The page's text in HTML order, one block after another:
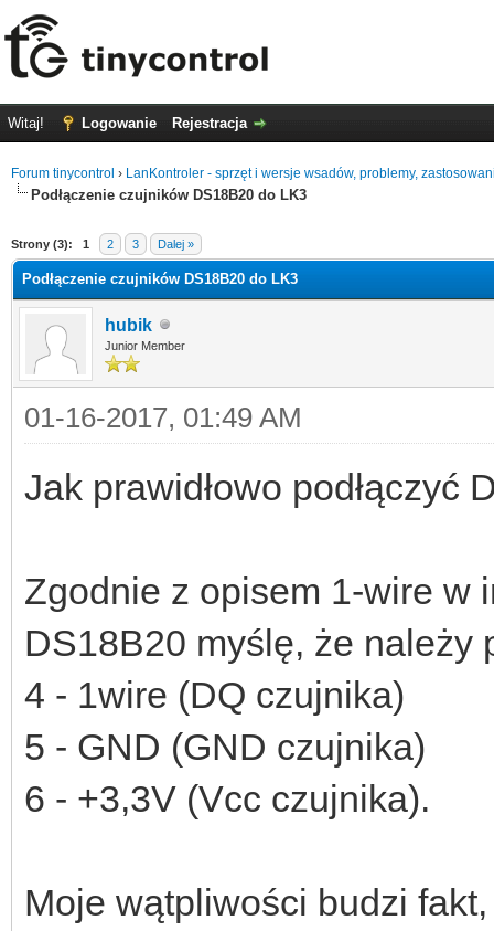
Witaj! Logowanie Rejestracja
Forum tinycontrol › LanKontroler - sprzęt i wersje wsadów, problemy,
Podłączenie czujników DS18B20 do LK3
Strony (3): 1 2 3 Dalej »
Podłączenie czujników DS18B20 do LK3
hubik
Junior Member
01-16-2017, 01:49 AM
Jak prawidłowo podłączyć
Zgodnie z opisem 1-wire w
DS18B20 myślę, że należy
4 - 1wire (DQ czujnika)
5 - GND (GND czujnika)
6 - +3,3V (Vcc czujnika).
Moje wątpliwości budzi